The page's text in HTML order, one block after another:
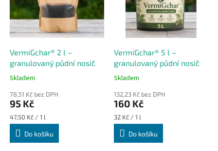
p
VermiGchar® 2 l –
granulovaný půdní nosič
Skladem
78,51 Kč bez DPH
95 Kč
Měrná
cena:
47,50 Kč / 1 l
Do košíku
VermiGchar® 5 l –
granulovaný půdní nosič
Skladem
132,23 Kč bez DPH
160 Kč
Měrná
cena:
32 Kč / 1 l
Do košíku